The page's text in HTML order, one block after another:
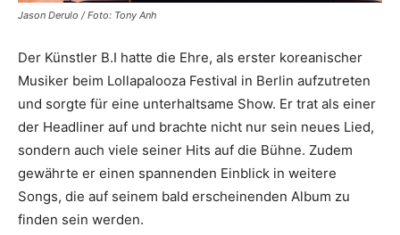
Jason Derulo / Foto: Tony Anh
Der Künstler B.I hatte die Ehre, als erster koreanischer
Musiker beim Lollapalooza Festival in Berlin aufzutreten
und sorgte für eine unterhaltsame Show. Er trat als einer
der Headliner auf und brachte nicht nur sein neues Lied,
sondern auch viele seiner Hits auf die Bühne. Zudem
gewährte er einen spannenden Einblick in weitere
Songs, die auf seinem bald erscheinenden Album zu
finden sein werden.